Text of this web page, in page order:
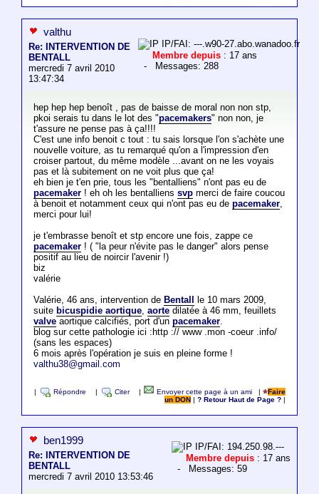
valthu
Re: INTERVENTION DE
BENTALL
mercredi 7 avril 2010
13:47:34
IP/FAI: ---.w90-27.abo.wanadoo.fr
Membre depuis : 17 ans
- Messages: 288
hep hep hep benoît , pas de baisse de moral non non stp,
pkoi serais tu dans le lot des "pacemakers" non non, je
t'assure ne pense pas à ça!!!!
C'est une info benoit c tout : tu sais lorsque l'on s'achète une
nouvelle voiture, as tu remarqué qu'on a l'impression d'en
croiser partout, du même modèle ...avant on ne les voyais
pas et là subitement on ne voit plus que ça!
eh bien je t'en prie, tous les "bentalliens" n'ont pas eu de
pacemaker! eh oh les bentalliens svpmerci de faire coucou
à benoit et notamment ceux qui n'ont pas eu de pacemaker,
merci pour lui!
je t'embrasse benoît et stp encore une fois, zappe ce
pacemaker! ( "la peur n'évite pas le danger" alors pense
positif au lieu de noircir l'avenir !)
biz
valérie
Valérie, 46 ans, intervention de Bentall
le 10 mars 2009,
suite bicuspidie aortique, aortedilatée à 46 mm, feuillets
valveaortique calcifiés, port d'un pacemaker.
blog sur cette pathologie ici :http :// www .mon -coeur .info/
(sans les espaces)
6 mois après l'opération je suis en pleine forme !
valthu38@gmail.com
Répondre Citer Envoyer cette page à un ami |
Faire
un DON
|? Retour Haut de Page ?
ben1999
Re: INTERVENTION DE
BENTALL
mercredi 7 avril 2010 13:53:46
IP/FAI: 194.250.98.---
Membre depuis : 17 ans
- Messages: 59